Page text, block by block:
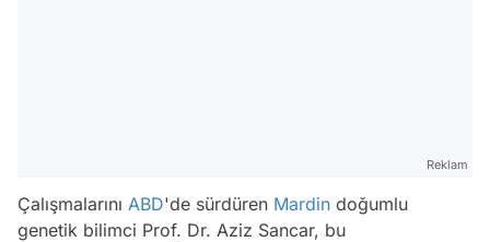
Reklam
Çalışmalarını ABD'de sürdüren Mardin doğumlu
genetik bilimci Prof. Dr. Aziz Sancar, bu